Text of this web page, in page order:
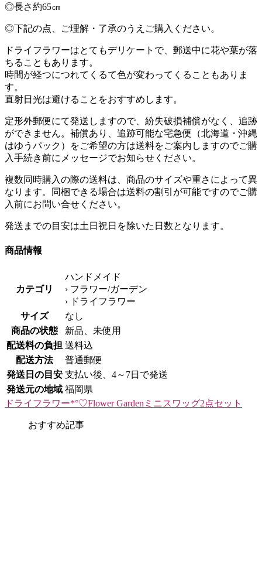
◎長さ約65㎝
◎下記の点、ご理解・了承のうえご購入ください。
ドライフラワーはとてもデリケートで、郵送中に花や葉が落
ちることもあります。
時間が経つにつれてくるて色が変わってくることもありま
す。
直射日光は避けることをおすすめします。
定形外郵便にて発送しますので、紛失破損補償がなく、追跡
ができません。補償あり、追跡可能な宅急便（北海道・沖縄
はゆうパック）をご希望の方は送料をご案内しますのでご購
入手続き前にメッセージでお知らせください。
複数同時購入の際の送料は、商品のサイズや重さによって異
なります。同梱できる場合は送料の割引が可能ですのでご購
入前にお問い合せください。
発送までの目安は土日祝日を除いた日数となります。
商品情報
カテゴリ
ハンドメイド
› フラワー/ガーデン
› ドライフラワー
サイズ
なし
商品の状態
新品、未使用
配送料の負担 送料込
配送方法
普通郵便
発送日の目安 支払い後、4～7日で発送
発送元の地域 福岡県
ドライフラワー*°♡Flower Gardenミニスワッグ2点セット
おすすめ記事